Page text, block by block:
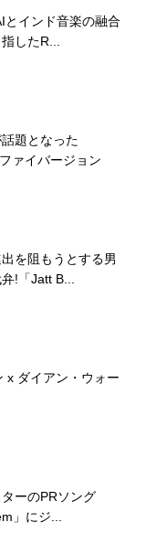
インド音楽の融合
したR...
題となった
ァイバージョン
を阻もうとする男
!「Jatt B...
x ダイアン・ウォー
ーのPRソング
」にジ...